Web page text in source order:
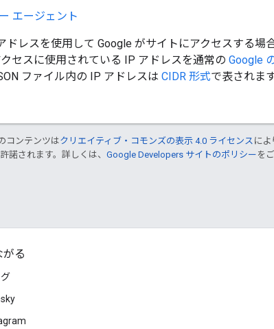
エージェント
ドレスを使用して Google がサイトにアクセスする場
セスに使用されている IP アドレスを通常の Google
ファイル内の IP アドレスは CIDR 形式で表されます
コンテンツはクリエイティブ・コモンズの表示 4.0 ライセンス に
諾されます。詳しくは、 Google Developers サイトのポリシー を
がる